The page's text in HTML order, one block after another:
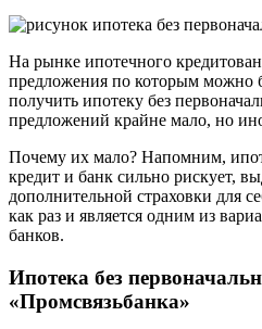
На рынке ипотечного
предложения по которым можно
получить ипотеку без
предложений крайне мало, но
Почему их мало? Напомним,
кредит и банк сильно рискует,
дополнительной страховки для
как раз и является одним из
банков.
Ипотека без
«Промсвязьбанка»